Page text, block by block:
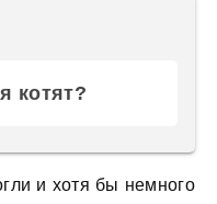
котят?
и хотя бы немного